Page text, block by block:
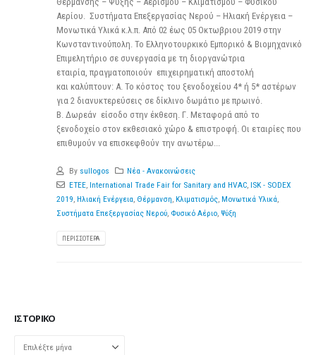
Αερίου. Συστήματα Επεξεργασίας Νερού – Ηλιακή Ενέργεια –
Μονωτικά Υλικά κ.λ.π. Από 02 έως 05 Οκτωβριου 2019 στην
Κωνσταντινούπολη. Το Ελληνοτουρκικό Εμπορικό & Βιομηχανικό
Επιμελητήριο σε συνεργασία με τη διοργανώτρια
εταιρία, πραγματοποιούν επιχειρηματική αποστολή
και καλύπτουν: Α. Το κόστος του ξενοδοχείου 4* ή 5* αστέρων
για 2 διανυκτερεύσεις σε δίκλινο δωμάτιο με πρωινό.
Β. Δωρεάν είσοδο στην έκθεση. Γ. Μεταφορά από το
ξενοδοχείο στον εκθεσιακό χώρο & επιστροφή. Οι εταιρίες που
επιθυμούν να επισκεφθούν την ανωτέρω...
By sullogos
Νέα - Ανακοινώσεις
ETEE, International Trade Fair for Sanitary and HVAC, ISK - SODEX
2019, Ηλιακή Ενέργεια, Θέρμανση, Κλιματισμός, Μονωτικά Υλικά,
Συστήματα Επεξεργασίας Νερού, Φυσικό Αέριο, Ψύξη
ΠΕΡΙΣΣΌΤΕΡΑ
ΙΣΤΟΡΙΚΌ
Ιστορικό